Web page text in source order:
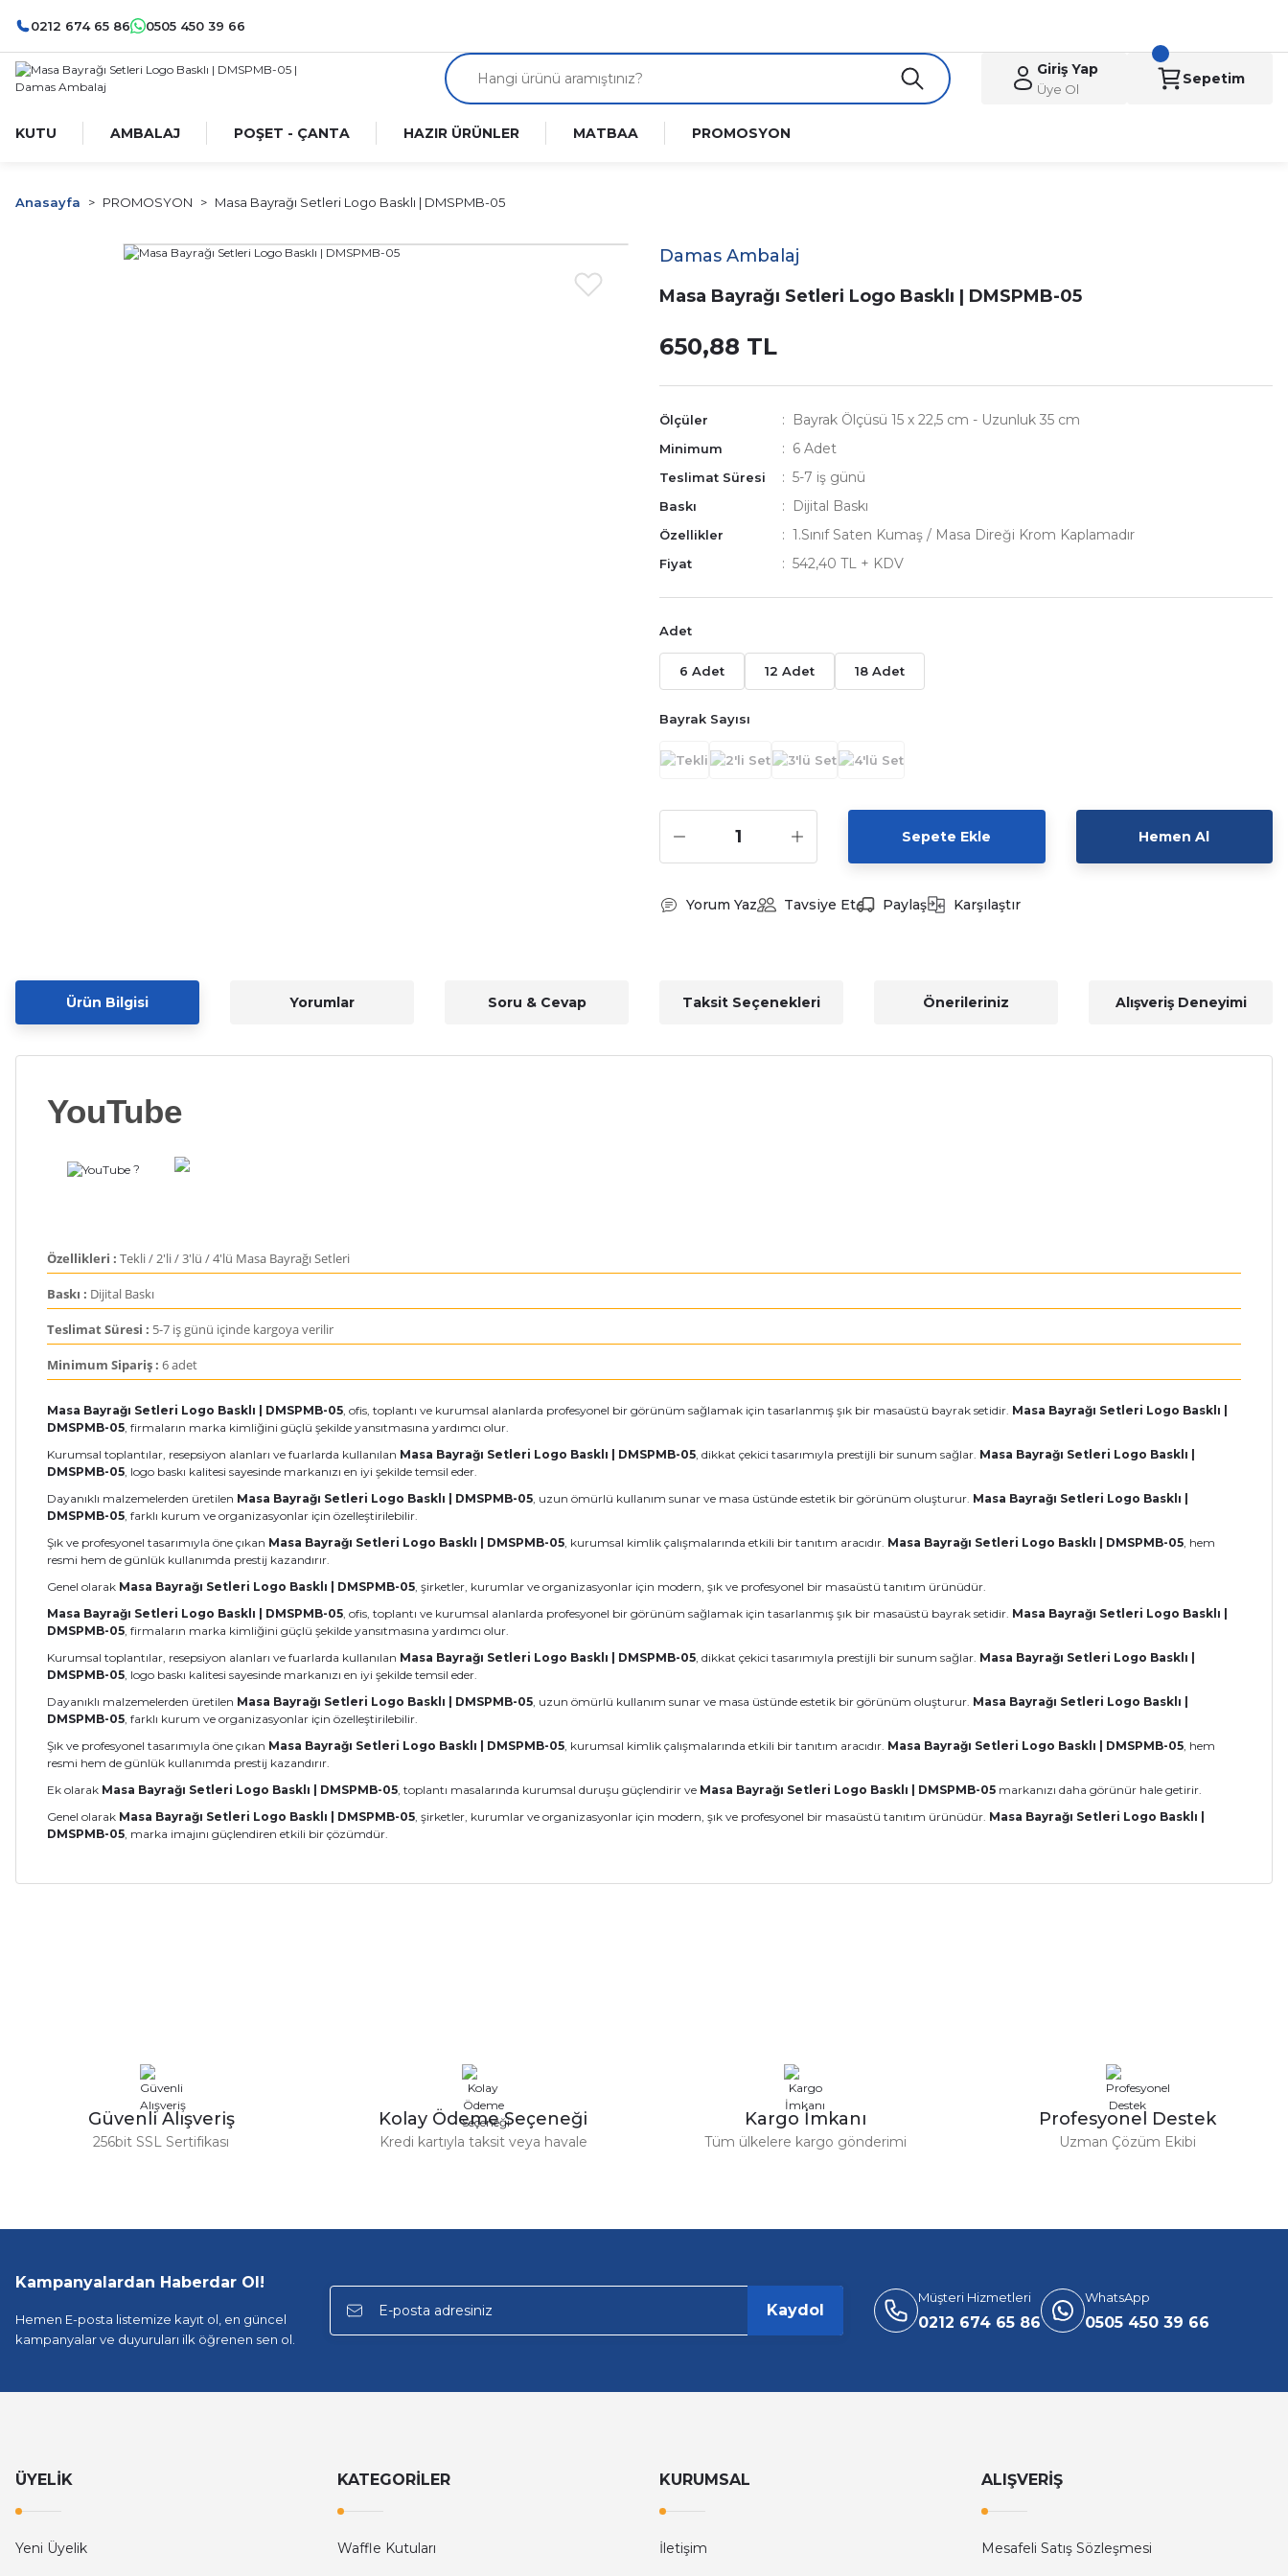
0212 674 65 86 0505 450 39 66
Giriş Yap
Üye Ol
Sepetim
KUTU AMBALAJ POŞET - ÇANTA HAZIR ÜRÜNLER MATBAA PROMOSYON
Anasayfa PROMOSYON Masa Bayrağı Setleri Logo Basklı | DMSPMB-05
Damas Ambalaj
Masa Bayrağı Setleri Logo Basklı | DMSPMB-05
650,88 TL
Ölçüler Bayrak Ölçüsü 15 x 22,5 cm - Uzunluk 35 cm
Minimum 6 Adet
Teslimat Süresi 5-7 iş günü
Baskı Dijital Baskı
Özellikler 1.Sınıf Saten Kumaş / Masa Direği Krom Kaplamadır
Fiyat 542,40 TL + KDV
Adet
6 Adet 12 Adet 18 Adet
Bayrak Sayısı
Sepete Ekle Hemen Al
Yorum Yaz Tavsiye Et Paylaş Karşılaştır
Ürün Bilgisi Yorumlar Soru & Cevap Taksit Seçenekleri Önerileriniz Alışveriş Deneyimi
YouTube
?
Özellikleri : Tekli / 2'li / 3'lü / 4'lü Masa Bayrağı Setleri
Baskı : Dijital Baskı
Teslimat Süresi : 5-7 iş günü içinde kargoya verilir
Minimum Sipariş : 6 adet
Masa Bayrağı Setleri Logo Basklı | DMSPMB-05, ofis, toplantı ve kurumsal alanlarda profesyonel bir görünüm sağlamak için tasarlanmış şık bir masaüstü bayrak setidir. Masa Bayrağı Setleri Logo Basklı |
DMSPMB-05, firmaların marka kimliğini güçlü şekilde yansıtmasına yardımcı olur.
Kurumsal toplantılar, resepsiyon alanları ve fuarlarda kullanılan Masa Bayrağı Setleri Logo Basklı | DMSPMB-05, dikkat çekici tasarımıyla prestijli bir sunum sağlar. Masa Bayrağı Setleri Logo Basklı |
DMSPMB-05, logo baskı kalitesi sayesinde markanızı en iyi şekilde temsil eder.
Dayanıklı malzemelerden üretilen Masa Bayrağı Setleri Logo Basklı | DMSPMB-05, uzun ömürlü kullanım sunar ve masa üstünde estetik bir görünüm oluşturur. Masa Bayrağı Setleri Logo Basklı |
DMSPMB-05, farklı kurum ve organizasyonlar için özelleştirilebilir.
Şık ve profesyonel tasarımıyla öne çıkan Masa Bayrağı Setleri Logo Basklı | DMSPMB-05, kurumsal kimlik çalışmalarında etkili bir tanıtım aracıdır. Masa Bayrağı Setleri Logo Basklı | DMSPMB-05, hem
resmi hem de günlük kullanımda prestij kazandırır.
Genel olarak Masa Bayrağı Setleri Logo Basklı | DMSPMB-05, şirketler, kurumlar ve organizasyonlar için modern, şık ve profesyonel bir masaüstü tanıtım ürünüdür.
Masa Bayrağı Setleri Logo Basklı | DMSPMB-05, ofis, toplantı ve kurumsal alanlarda profesyonel bir görünüm sağlamak için tasarlanmış şık bir masaüstü bayrak setidir. Masa Bayrağı Setleri Logo Basklı |
DMSPMB-05, firmaların marka kimliğini güçlü şekilde yansıtmasına yardımcı olur.
Kurumsal toplantılar, resepsiyon alanları ve fuarlarda kullanılan Masa Bayrağı Setleri Logo Basklı | DMSPMB-05, dikkat çekici tasarımıyla prestijli bir sunum sağlar. Masa Bayrağı Setleri Logo Basklı |
DMSPMB-05, logo baskı kalitesi sayesinde markanızı en iyi şekilde temsil eder.
Dayanıklı malzemelerden üretilen Masa Bayrağı Setleri Logo Basklı | DMSPMB-05, uzun ömürlü kullanım sunar ve masa üstünde estetik bir görünüm oluşturur. Masa Bayrağı Setleri Logo Basklı |
DMSPMB-05, farklı kurum ve organizasyonlar için özelleştirilebilir.
Şık ve profesyonel tasarımıyla öne çıkan Masa Bayrağı Setleri Logo Basklı | DMSPMB-05, kurumsal kimlik çalışmalarında etkili bir tanıtım aracıdır. Masa Bayrağı Setleri Logo Basklı | DMSPMB-05, hem
resmi hem de günlük kullanımda prestij kazandırır.
Ek olarak Masa Bayrağı Setleri Logo Basklı | DMSPMB-05, toplantı masalarında kurumsal duruşu güçlendirir ve Masa Bayrağı Setleri Logo Basklı | DMSPMB-05 markanızı daha görünür hale getirir.
Genel olarak Masa Bayrağı Setleri Logo Basklı | DMSPMB-05, şirketler, kurumlar ve organizasyonlar için modern, şık ve profesyonel bir masaüstü tanıtım ürünüdür. Masa Bayrağı Setleri Logo Basklı |
DMSPMB-05, marka imajını güçlendiren etkili bir çözümdür.
Ürün fiyatı diğer sitelerden daha pahalı.
Bu ürüne benzer farklı alternatifler olmalı.
Gönder
Güvenli Alışveriş
256bit SSL Sertifikası
Kolay Ödeme Seçeneği
Kredi kartıyla taksit veya havale
Kargo İmkanı
Tüm ülkelere kargo gönderimi
Profesyonel Destek
Uzman Çözüm Ekibi
Kampanyalardan Haberdar Ol!
Hemen E-posta listemize kayıt ol, en güncel
kampanyalar ve duyuruları ilk öğrenen sen ol.
Kaydol
Müşteri Hizmetleri
0212 674 65 86
WhatsApp
0505 450 39 66
ÜYELİK
Yeni Üyelik
KATEGORİLER
Waffle Kutuları
KURUMSAL
İletişim
ALIŞVERİŞ
Mesafeli Satış Sözleşmesi